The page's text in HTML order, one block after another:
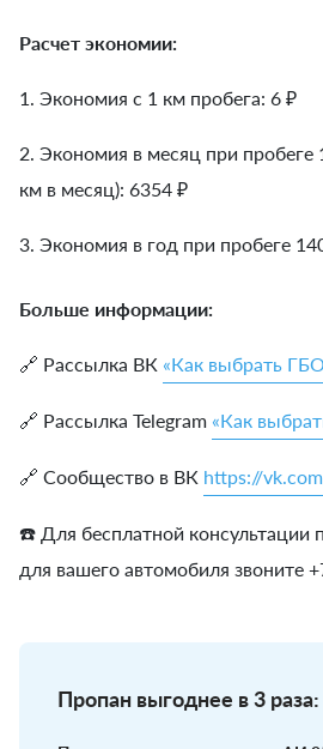
Расчет экономии:
1. Экономия с 1 км пробега: 6 ₽
2. Экономия в месяц при пробеге
км в месяц): 6354 ₽
3. Экономия в год при пробеге
Больше информации:
🔗 Рассылка ВК «Как выбрать
🔗 Рассылка Telegram «Как
🔗 Сообщество в ВК https://
☎️ Для бесплатной консультации
для вашего автомобиля звоните
Пропан выгоднее в 3 раза: